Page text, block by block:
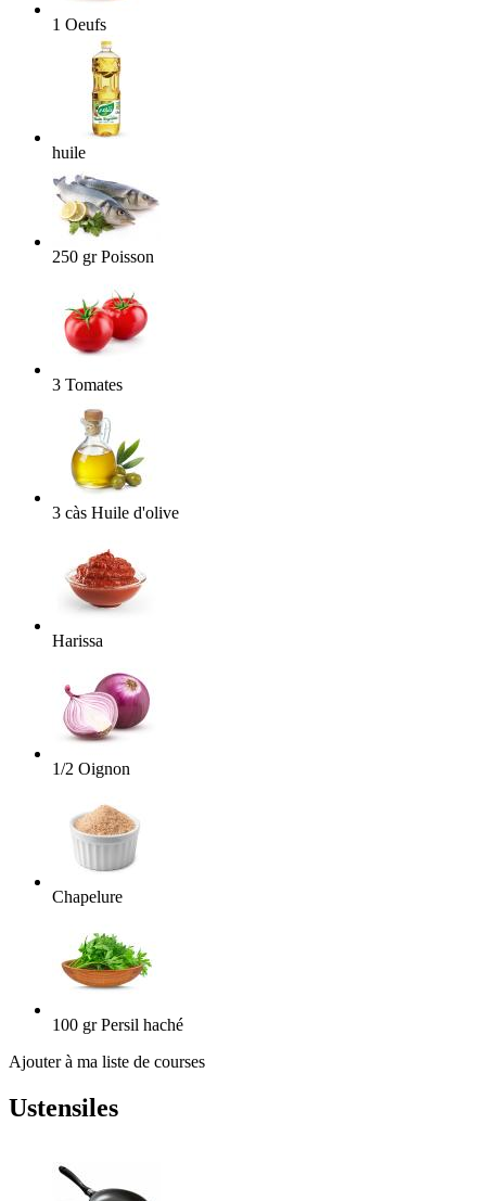
1 Oeufs
huile
250 gr Poisson
3 Tomates
3 càs Huile d'olive
Harissa
1/2 Oignon
Chapelure
100 gr Persil haché
Ajouter à ma liste de courses
Ustensiles